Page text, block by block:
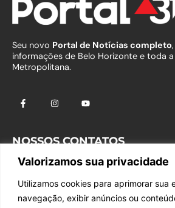
Valorizamos sua privacidade
Utilizamos cookies para aprimorar sua
navegação, exibir anúncios ou
Seu novo Portal de Notícias completo
informações de Belo Horizonte e toda a
Metropolitana.
NOSSOS CONTATOS
Fale com o Comercial
Fale com a Redação